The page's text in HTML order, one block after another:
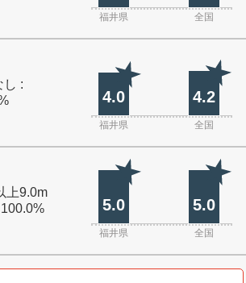
福井県 全国
し :
4.0 4.2
福井県 全国
上9.0m
5.0 5.0
福井県 全国